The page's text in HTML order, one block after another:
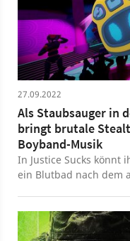
27.09.2022
Als Staubsauger in
bringt brutale
Boyband-Musik
In Justice Sucks könnt
ein Blutbad nach dem